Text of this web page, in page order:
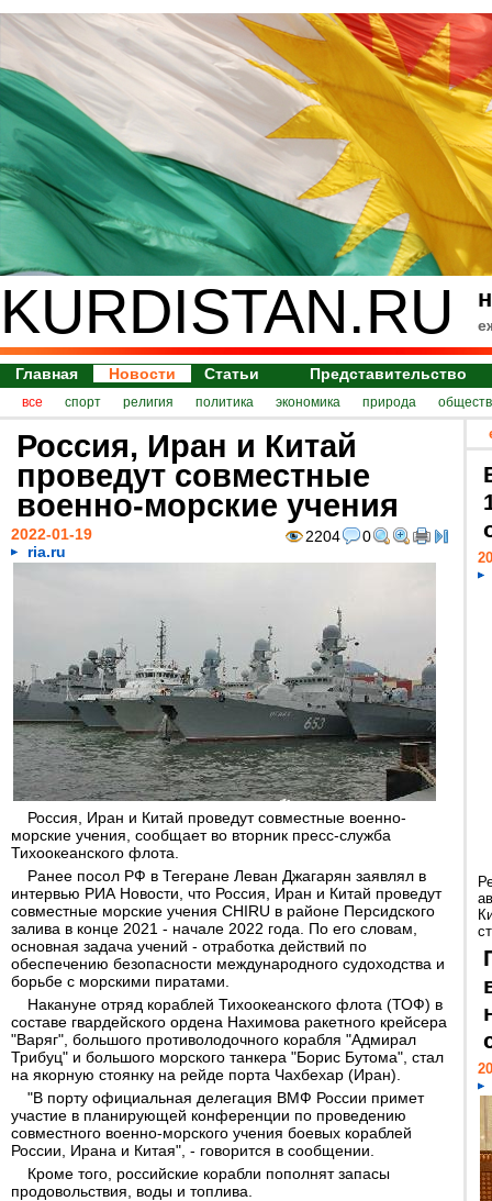
KURDISTAN.RU
Главная Новости Статьи Представительство
все спорт религия политика экономика природа
Россия, Иран и Китай
проведут совместные
военно-морские учения
2204 0
2022-01-19
ria.ru
Россия, Иран и Китай проведут совместные военно-
морские учения, сообщает во вторник пресс-служба
Тихоокеанского флота.
Ранее посол РФ в Тегеране Леван Джагарян заявлял в
интервью РИА Новости, что Россия, Иран и Китай проведут
совместные морские учения CHIRU в районе Персидского
залива в конце 2021 - начале 2022 года. По его словам,
основная задача учений - отработка действий по
обеспечению безопасности международного судоходства и
борьбе с морскими пиратами.
Накануне отряд кораблей Тихоокеанского флота (ТОФ) в
составе гвардейского ордена Нахимова ракетного крейсера
"Варяг", большого противолодочного корабля "Адмирал
Трибуц" и большого морского танкера "Борис Бутома", стал
на якорную стоянку на рейде порта Чахбехар (Иран).
"В порту официальная делегация ВМФ России примет
участие в планирующей конференции по проведению
совместного военно-морского учения боевых кораблей
России, Ирана и Китая", - говорится в сообщении.
Кроме того, российские корабли пополнят запасы
продовольствия, воды и топлива.